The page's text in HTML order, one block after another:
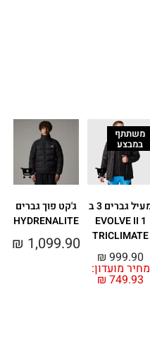
משתתף
במבצע
מעיל גברים 3 ב
1 EVOLVE II
TRICLIMATE
מחיר מועדון:
₪ 749.93
₪ 999.90
ג'קט פוך גברים
HYDRENALITE
₪ 1,099.90